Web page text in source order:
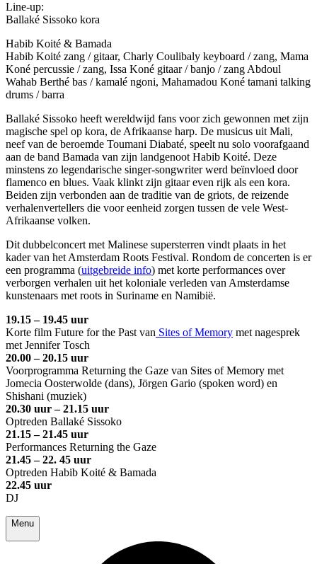
Line-up:
Ballaké Sissoko kora
Habib Koité & Bamada
Habib Koité zang / gitaar, Charly Coulibaly keyboard / zang, Mama
Koné percussie / zang, Issa Koné gitaar / banjo / zang Abdoul
Wahab Berthé bas / kamalé ngoni, Mahamadou Koné tamani talking
drums / barra
Ballaké Sissoko heeft wereldwijd fans voor zich gewonnen met zijn
magische spel op kora, de Afrikaanse harp. De musicus uit Mali,
neef van de beroemde Toumani Diabaté, speelt nu solo voorafgaand
aan de band Bamada van zijn landgenoot Habib Koité. Deze
minstens zo legendarische singer-songwriter werd beïnvloed door
flamenco en blues. Vaak klinkt zijn gitaar even rijk als een kora.
Beiden zijn verbonden aan de traditie van de griots, de reizende
verhalenvertellers die voor eenheid zorgen tussen de vele West-
Afrikaanse volken.
Dit dubbelconcert met Malinese supersterren vindt plaats in het
kader van het Amsterdam Roots Festival. Rondom de concerten is er
een programma (uitgebreide info) met korte performances over
verborgen verhalen uit het koloniale verleden van Amsterdamse
kunstenaars met roots in Suriname en Namibië.
19.15 – 19.45 uur
Korte film Future for the Past van Sites of Memory met nagesprek
met Jennifer Tosch
20.00 – 20.15 uur
Voorprogramma Returning the Gaze van Sites of Memory met
Jomecia Oosterwolde (dans), Jörgen Gario (spoken word) en
Shishani (muziek)
20.30 uur – 21.15 uur
Optreden Ballaké Sissoko
21.15 – 21.45 uur
Performances Returning the Gaze
21.45 – 22. 45 uur
Optreden Habib Koité & Bamada
22.45 uur
DJ
Menu